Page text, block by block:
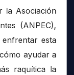
la Asociación
(ANPEC),
esta
ayudar a
raquítica la